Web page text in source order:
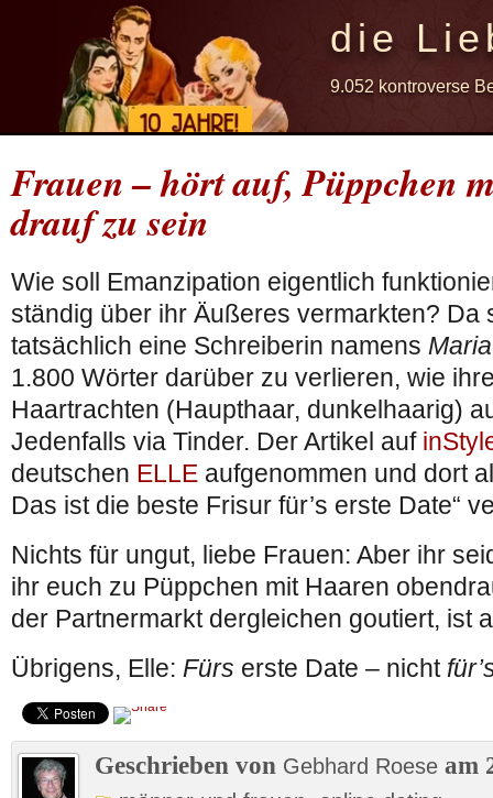
die
9.052 kontroverse
Frauen – hört auf, Püppchen
drauf zu sein
Wie soll Emanzipation eigentlich
ständig über ihr Äußeres vermarkten? Da
tatsächlich eine Schreiberin namens
1.800 Wörter darüber zu verlieren, wie
Haartrachten (Haupthaar, dunkelhaarig)
Jedenfalls via Tinder. Der Artikel auf
deutschen ELLE aufgenommen und dort
Das ist die beste Frisur für’s erste Date“
Nichts für ungut, liebe Frauen: Aber ihr
ihr euch zu Püppchen mit Haaren
der Partnermarkt dergleichen goutiert, ist
Übrigens, Elle: Fürs erste Date – nicht
Geschrieben von Gebhard Roese am